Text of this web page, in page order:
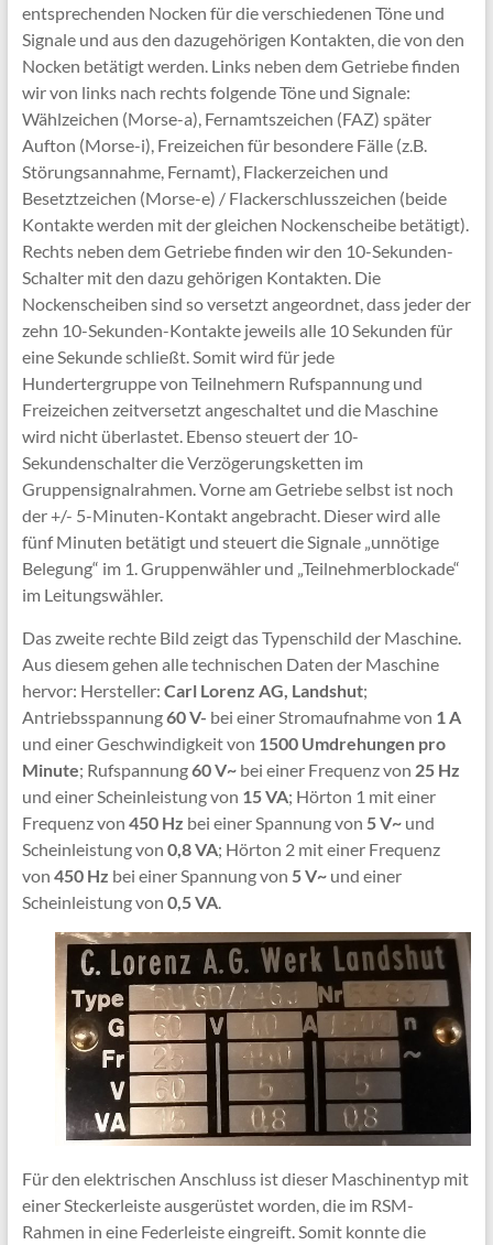
entsprechenden Nocken für die verschiedenen Töne und
Signale und aus den dazugehörigen Kontakten, die von den
Nocken betätigt werden. Links neben dem Getriebe finden
wir von links nach rechts folgende Töne und Signale:
Wählzeichen (Morse-a), Fernamtszeichen (FAZ) später
Aufton (Morse-i), Freizeichen für besondere Fälle (z.B.
Störungsannahme, Fernamt), Flackerzeichen und
Besetztzeichen (Morse-e) / Flackerschlusszeichen (beide
Kontakte werden mit der gleichen Nockenscheibe betätigt).
Rechts neben dem Getriebe finden wir den 10-Sekunden-
Schalter mit den dazu gehörigen Kontakten. Die
Nockenscheiben sind so versetzt angeordnet, dass jeder der
zehn 10-Sekunden-Kontakte jeweils alle 10 Sekunden für
eine Sekunde schließt. Somit wird für jede
Hundertergruppe von Teilnehmern Rufspannung und
Freizeichen zeitversetzt angeschaltet und die Maschine
wird nicht überlastet. Ebenso steuert der 10-
Sekundenschalter die Verzögerungsketten im
Gruppensignalrahmen. Vorne am Getriebe selbst ist noch
der +/- 5-Minuten-Kontakt angebracht. Dieser wird alle
fünf Minuten betätigt und steuert die Signale „unnötige
Belegung“ im 1. Gruppenwähler und „Teilnehmerblockade“
im Leitungswähler.
Das zweite rechte Bild zeigt das Typenschild der Maschine.
Aus diesem gehen alle technischen Daten der Maschine
hervor: Hersteller: Carl Lorenz AG, Landshut;
Antriebsspannung60 V- bei einer Stromaufnahme von 1 A
und einer Geschwindigkeit von 1500 Umdrehungen pro
Minute; Rufspannung60 V~bei einer Frequenz von 25 Hz
und einer Scheinleistung von 15 VA; Hörton 1 mit einer
Frequenz von 450 Hz bei einer Spannung von 5 V~und
Scheinleistung von 0,8 VA; Hörton 2 mit einer Frequenz
von 450 Hz bei einer Spannung von 5 V~und einer
Scheinleistung von 0,5 VA.
Für den elektrischen Anschluss ist dieser Maschinentyp mit
einer Steckerleiste ausgerüstet worden, die im RSM-
Rahmen in eine Federleiste eingreift. Somit konnte die